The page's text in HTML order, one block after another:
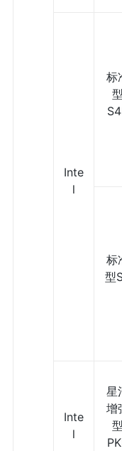
Inte
l
标
型
标
型
Inte
l
星
增
型